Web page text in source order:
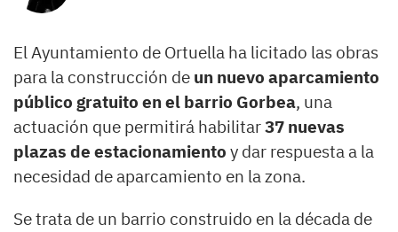
El Ayuntamiento de Ortuella ha licitado las obras
para la construcción de un nuevo aparcamiento
público gratuito en el barrio Gorbea, una
actuación que permitirá habilitar37 nuevas
plazas de estacionamiento y dar respuesta a la
necesidad de aparcamiento en la zona.
Se trata de un barrio construido en la década de